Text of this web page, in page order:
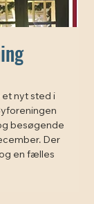
et nyt sted i
besøgende
Der
en fælles